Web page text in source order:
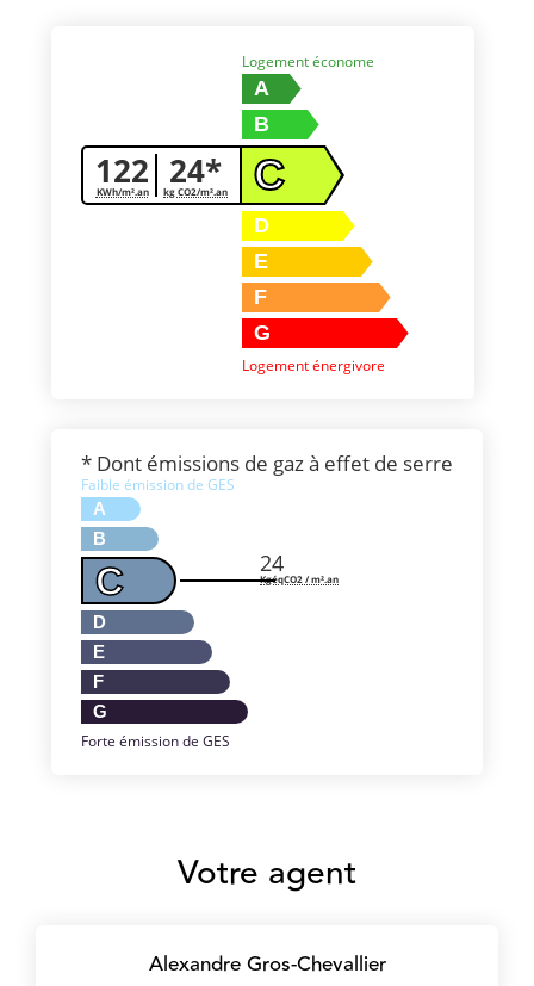
122
KWh/m².an 24*
kg CO2/m².an
Logement économe
A
B
C
D
E
F
G
Logement énergivore
* Dont émissions de gaz à effet de serre
Faible émission de GES
A
B
C
D
E
F
G
Forte émission de GES
24
KgéqCO2 / m².an
Votre agent
Alexandre Gros-Chevallier